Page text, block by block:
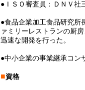
●ＩＳＯ審査員：ＤＮＶ
●食品企業加工食品研究所
ァミリーレストランの厨
迅速な開発を行った。
●中小企業の事業継承コン
■資格